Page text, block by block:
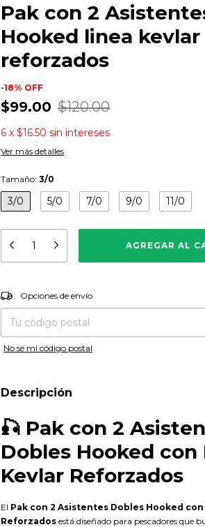
Pak con 2
Hooked linea kevlar
reforzados
-18% OFF
$99.00 $120.00
6 x $16.50 sin intereses
Ver más detalles
Tamaño: 3/0
3/0 5/0 7/0 9/0 11/0
Entregas para el CP:
Opciones de envío
No sé mi código postal
Descripción
🎣 Pak con 2
Dobles Hooked con
Kevlar Reforzados
El Pak con 2 Asistentes Dobles Hooked
Reforzados está diseñado para pescadores que